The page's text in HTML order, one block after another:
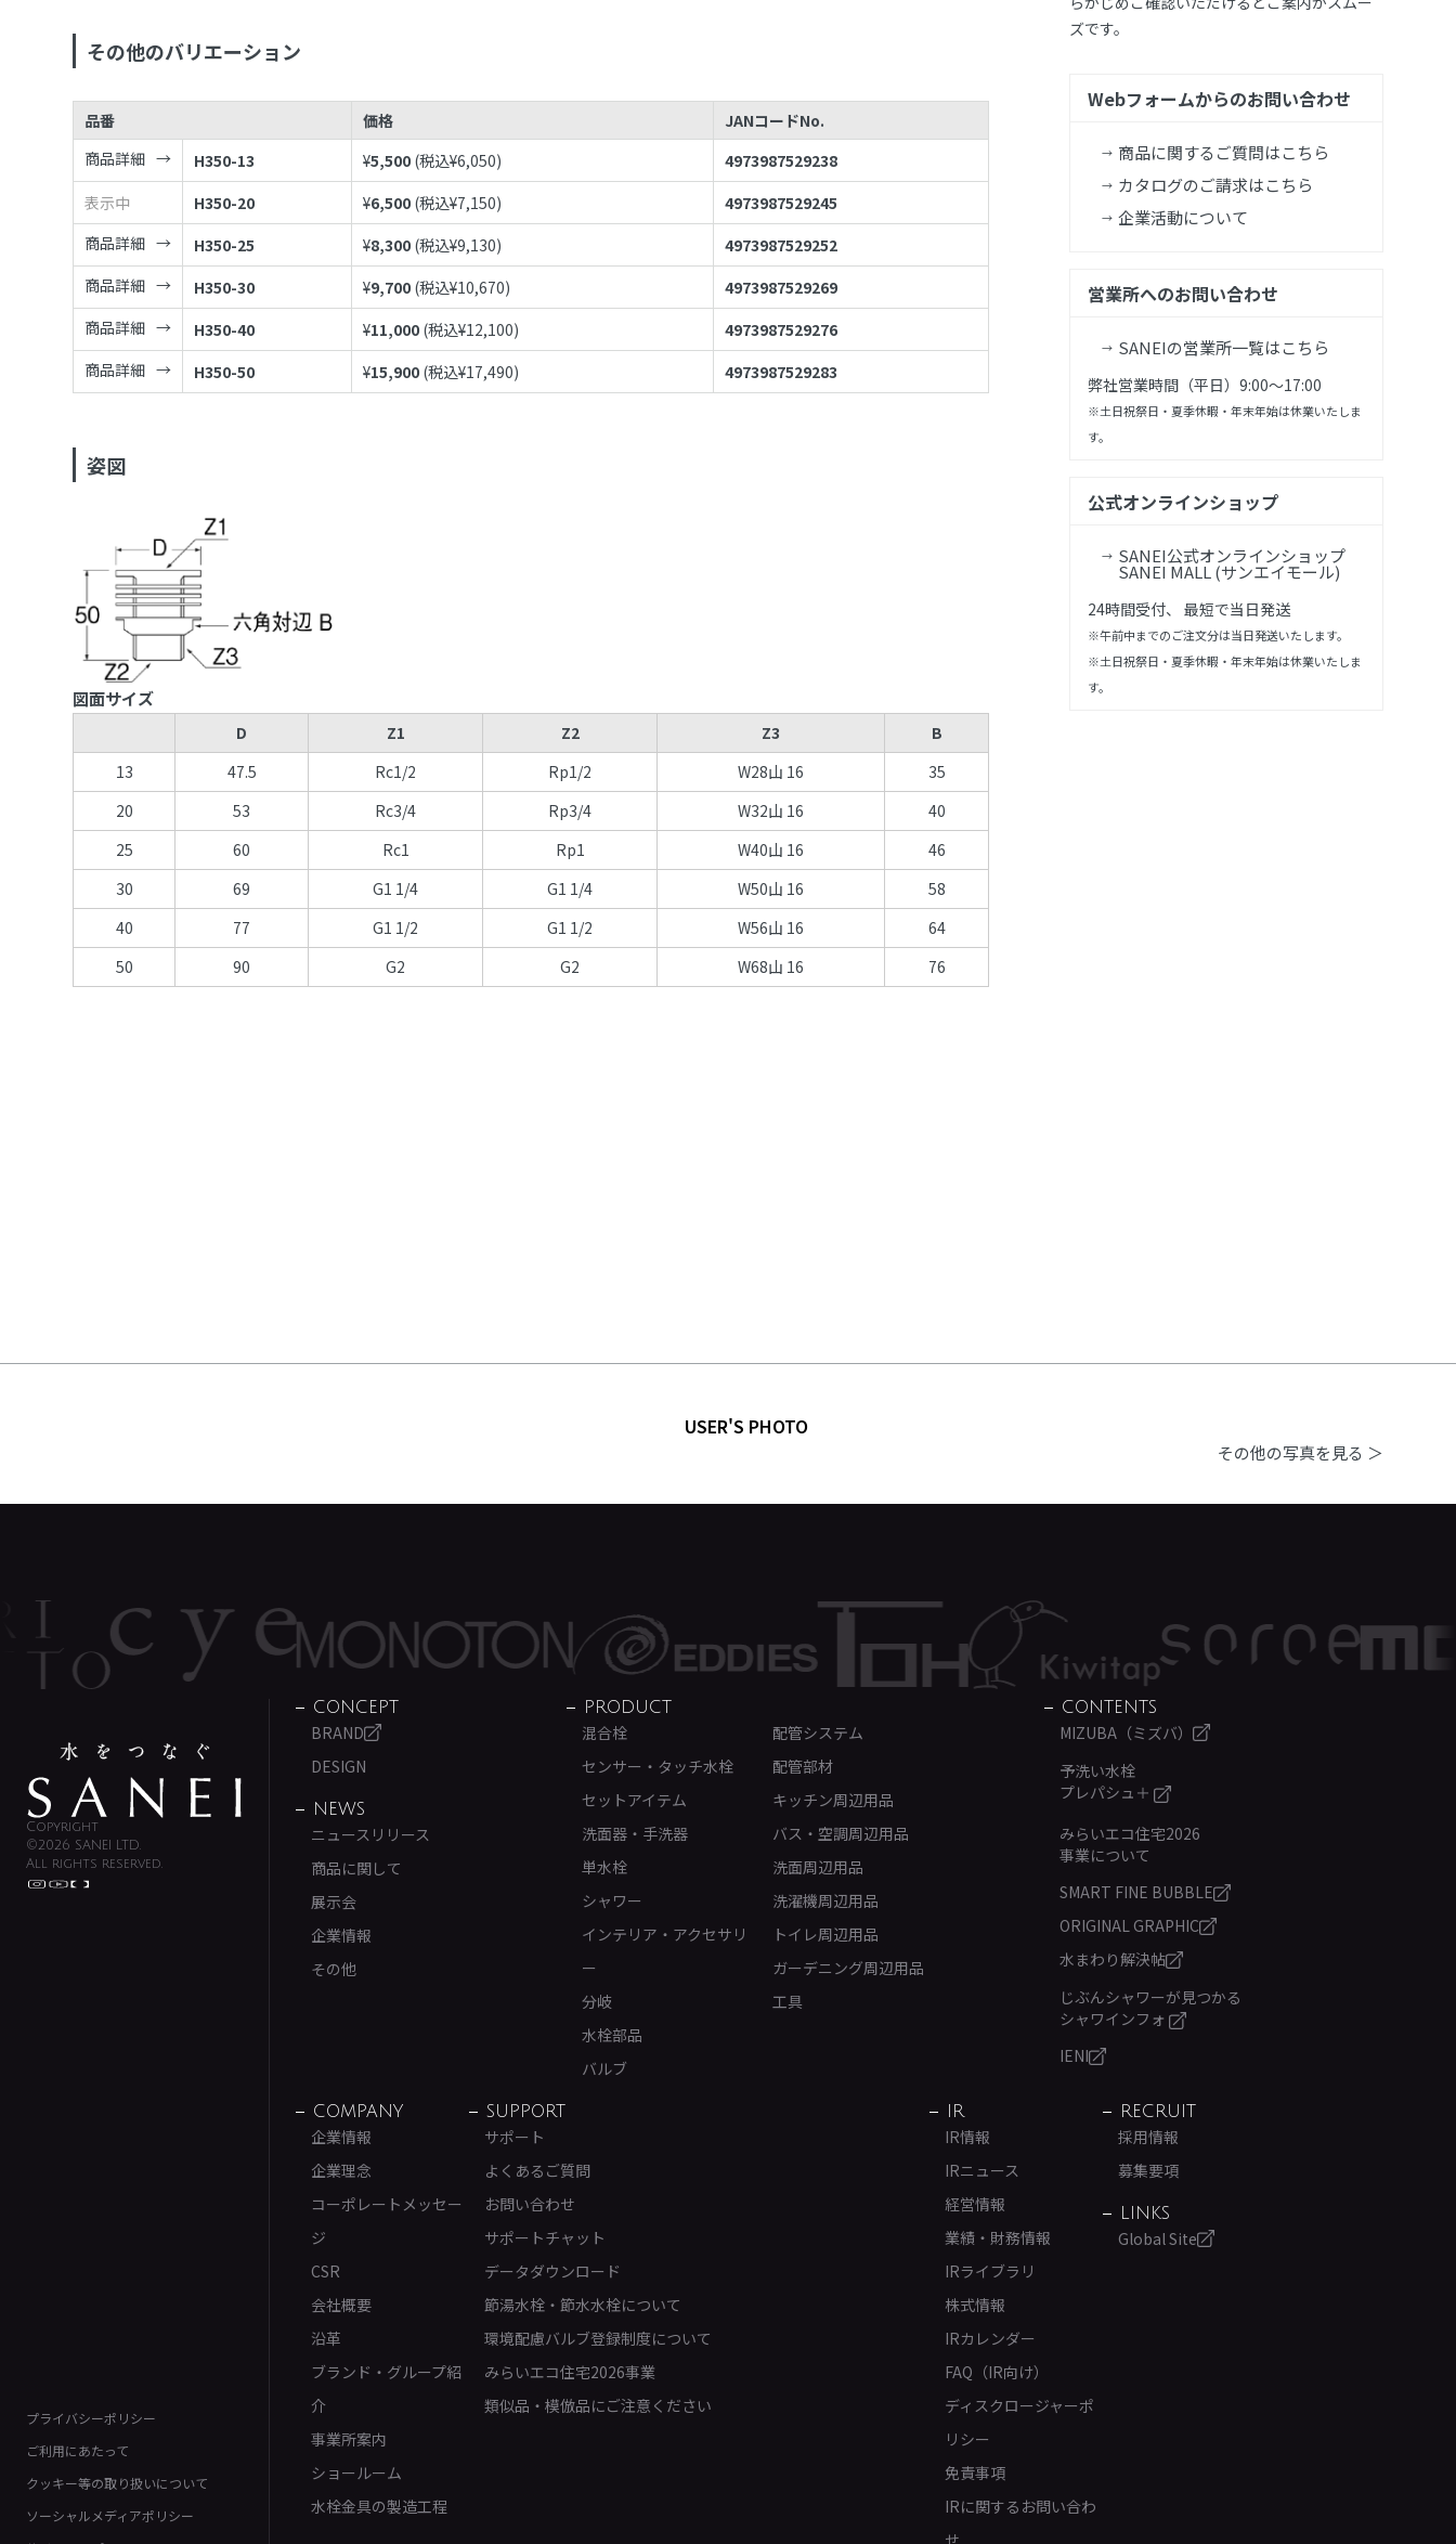
その他のバリエーション
品番 価格
JANコードNo.
商品詳細
H350-13 ¥5,500 (税込¥6,050)
4973987529238
表示中
H350-20 ¥6,500 (税込¥7,150)
4973987529245
商品詳細
H350-25 ¥8,300 (税込¥9,130)
4973987529252
商品詳細
H350-30 ¥9,700 (税込¥10,670)
4973987529269
商品詳細
H350-40 ¥11,000 (税込¥12,100)
4973987529276
商品詳細
H350-50 ¥15,900 (税込¥17,490) 4973987529283
姿図
図面サイズ
D Z1 Z2 Z3
B
13
47.5 Rc1/2 Rp1/2 W28山 16
35
20
53 Rc3/4 Rp3/4 W32山 16
40
25
60 Rc1 Rp1 W40山 16
46
30
69 G1 1/4 G1 1/4 W50山 16
58
40
77 G1 1/2 G1 1/2 W56山 16
64
50
90 G2 G2 W68山 16 76
ズです。
Webフォームからのお問い合わせ
商品に関するご質問はこちら
カタログのご請求はこちら
企業活動について
営業所へのお問い合わせ
SANEIの営業所一覧はこちら
弊社営業時間（平日）9:00～17:00
※土日祝祭日・夏季休暇・年末年始は休業いたしま
す。
公式オンラインショップ
SANEI公式オンラインショップ
SANEI MALL (サンエイモール)
24時間受付、 最短で当日発送
※午前中までのご注文分は当日発送いたします。
※土日祝祭日・夏季休暇・年末年始は休業いたしま
す。
USER'S PHOTO
その他の写真を見る ＞
Copyright
©2026 SANEI LTD.
All rights reserved.
プライバシーポリシー
ご利用にあたって
クッキー等の取り扱いについて
ソーシャルメディアポリシー
CONCEPT
BRAND
DESIGN
NEWS
ニュースリリース
商品に関して
展示会
企業情報
その他
PRODUCT
混合栓
センサー・タッチ水栓
セットアイテム
洗面器・手洗器
単水栓
シャワー
インテリア・アクセサリ
ー
分岐
水栓部品
バルブ
配管システム
配管部材
キッチン周辺用品
バス・空調周辺用品
洗面周辺用品
洗濯機周辺用品
トイレ周辺用品
ガーデニング周辺用品
工具
CONTENTS
MIZUBA（ミズバ）
予洗い水栓
プレパシュ＋
みらいエコ住宅2026
事業について
SMART FINE BUBBLE
ORIGINAL GRAPHIC
水まわり解決帖
じぶんシャワーが見つかる
シャワインフォ
IENI
COMPANY
企業情報
企業理念
コーポレートメッセー
ジ
CSR
会社概要
沿革
ブランド・グループ紹
介
事業所案内
ショールーム
水栓金具の製造工程
SUPPORT
サポート
よくあるご質問
お問い合わせ
サポートチャット
データダウンロード
節湯水栓・節水水栓について
環境配慮バルブ登録制度について
みらいエコ住宅2026事業
類似品・模倣品にご注意ください
IR
IR情報
IRニュース
経営情報
業績・財務情報
IRライブラリ
株式情報
IRカレンダー
FAQ（IR向け）
ディスクロージャーポ
リシー
免責事項
IRに関するお問い合わ
せ
RECRUIT
採用情報
募集要項
LINKS
Global Site